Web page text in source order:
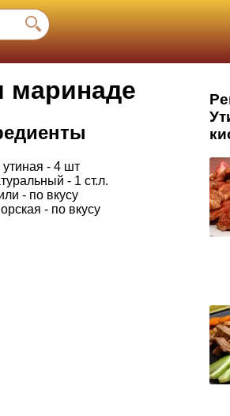
маринаде
утиная - 4 шт
- 1 ст.л.
- по вкусу
- по вкусу